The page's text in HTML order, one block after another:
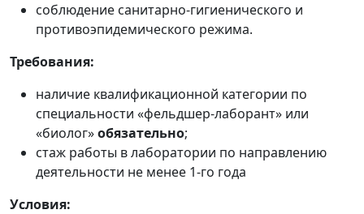
соблюдение санитарно-гигиенического и
противоэпидемического режима.
Требования:
наличие квалификационной категории по
специальности «фельдшер-лаборант» или
«биолог»обязательно;
стаж работы в лаборатории по направлению
деятельности не менее 1-го года
Условия: